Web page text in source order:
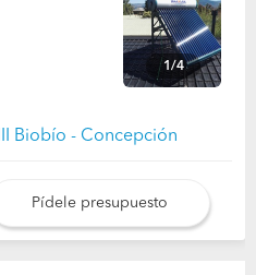
1/4
Biobío - Concepción
Pídele presupuesto